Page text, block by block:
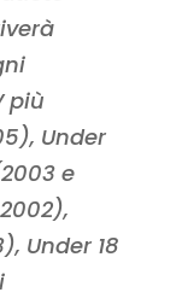
più
Under
e
Under 18